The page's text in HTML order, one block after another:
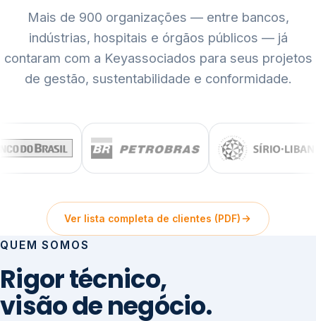
Mais de 900 organizações — entre bancos,
indústrias, hospitais e órgãos públicos — já
contaram com a Keyassociados para seus projetos
de gestão, sustentabilidade e conformidade.
Ver lista completa de clientes (PDF)
QUEM SOMOS
Rigor técnico,
visão de negócio.